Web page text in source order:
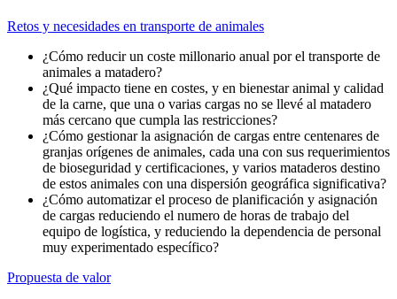
Retos y necesidades en transporte de animales
¿Cómo reducir un coste millonario anual por el transporte de
animales a matadero?
¿Qué impacto tiene en costes, y en bienestar animal y calidad
de la carne, que una o varias cargas no se llevé al matadero
más cercano que cumpla las restricciones?
¿Cómo gestionar la asignación de cargas entre centenares de
granjas orígenes de animales, cada una con sus requerimientos
de bioseguridad y certificaciones, y varios mataderos destino
de estos animales con una dispersión geográfica significativa?
¿Cómo automatizar el proceso de planificación y asignación
de cargas reduciendo el numero de horas de trabajo del
equipo de logística, y reduciendo la dependencia de personal
muy experimentado específico?
Propuesta de valor